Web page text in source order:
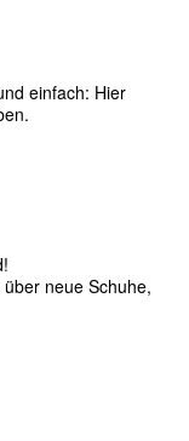
einfach: Hier
neue Schuhe,